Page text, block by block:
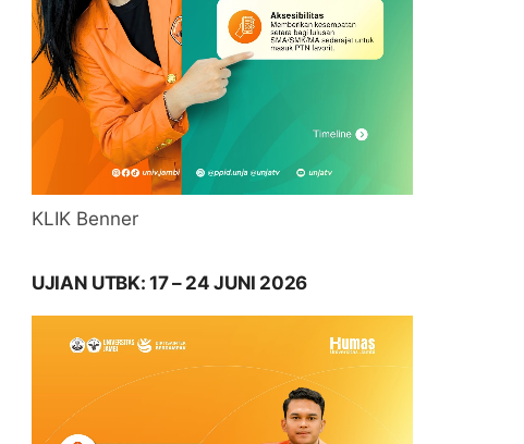
KLIK Benner
UJIAN UTBK: 17 – 24 JUNI 2026